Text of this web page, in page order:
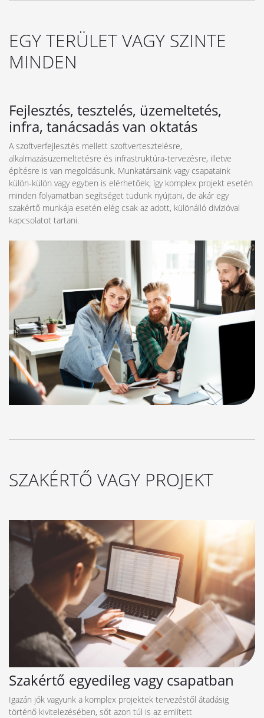
EGY TERÜLET VAGY SZINTE
MINDEN
Fejlesztés, tesztelés, üzemeltetés,
infra, tanácsadás van oktatás
A szoftverfejlesztés mellett szoftvertesztelésre,
alkalmazásüzemeltetésre és infrastruktúra-tervezésre, illetve
építésre is van megoldásunk. Munkatársaink vagy csapataink
külön-külön vagy egyben is elérhetőek; így komplex projekt esetén
minden folyamatban segítséget tudunk nyújtani, de akár egy
szakértő munkája esetén elég csak az adott, különálló divízióval
kapcsolatot tartani.
SZAKÉRTŐ VAGY PROJEKT
Szakértő egyedileg vagy csapatban
Igazán jók vagyunk a komplex projektek tervezéstől átadásig
történő kivitelezésében, sőt azon túl is az említett